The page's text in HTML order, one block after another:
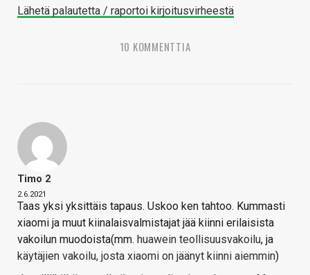
Lähetä palautetta / raportoi kirjoitusvirheestä
10 KOMMENTTIA
Timo 2
2.6.2021
Taas yksi yksittäis tapaus. Uskoo ken tahtoo. Kummasti
xiaomi ja muut kiinalaisvalmistajat jää kiinni erilaisista
vakoilun muodoista(mm. huawein teollisuusvakoilu, ja
käytäjien vakoilu, josta xiaomi on jäänyt kiinni aiemmin)